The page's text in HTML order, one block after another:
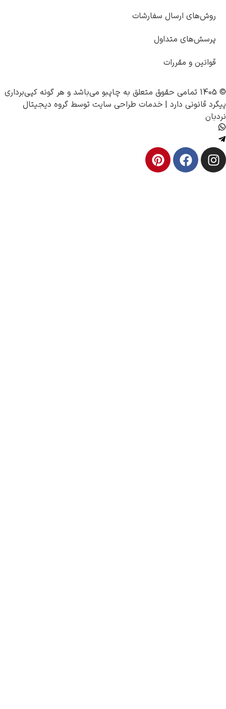
سفارشات
چاپبومی‌باشد و هر گونه کپی‌برداری
|خدمات طراحی سایت توسطگروه دیجیتال